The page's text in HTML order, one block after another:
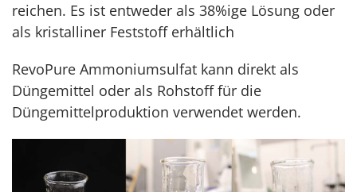
reichen. Es ist entweder als 38%ige Lösung oder
als kristalliner Feststoff erhältlich
RevoPure Ammoniumsulfat kann direkt als
Düngemittel oder als Rohstoff für die
Düngemittelproduktion verwendet werden.